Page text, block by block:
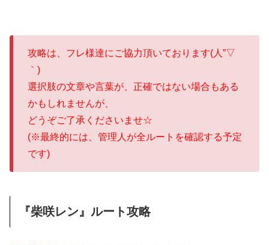
攻略は、フレ様達にご協力頂いております(人”▽
｀)
選択肢の文章や言葉が、正確ではない場合もある
かもしれませんが、
どうぞご了承くださいませ☆
(※最終的には、管理人が全ルートを確認する予定
です)
『柴咲レン』ルート攻略